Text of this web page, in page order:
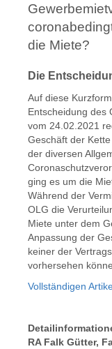
die Miete?
Die
Auf diese
Entscheidung des
vom 24.02.2021
Geschäft der
der diversen
ging es um die
Während der
OLG die
Miete unter dem
Anpassung der
keiner der
vorhersehen
Vollständigen
RA Falk Gütter,